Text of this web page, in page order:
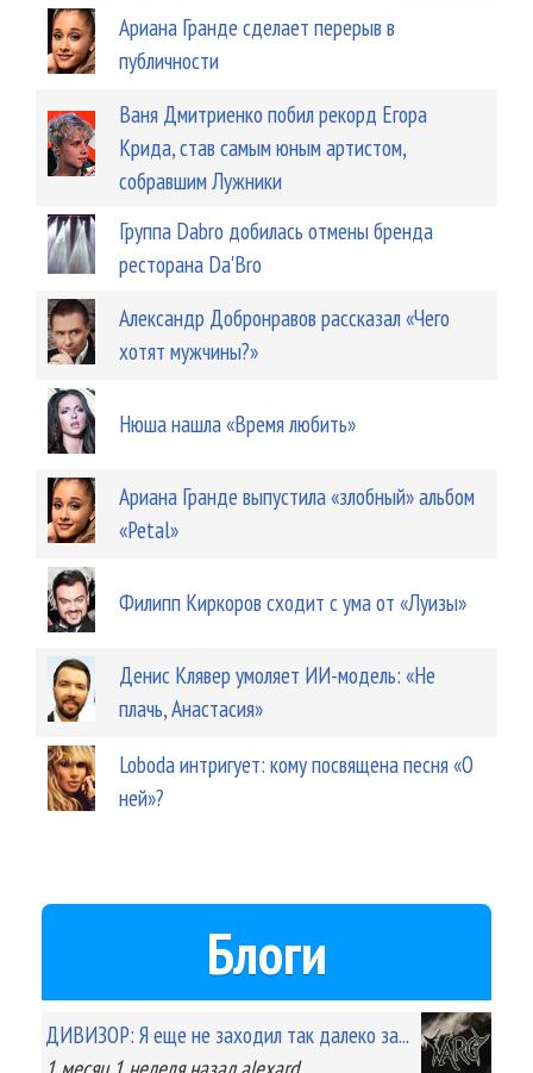
Ариана Гранде сделает перерыв в
публичности
Ваня Дмитриенко побил рекорд Егора
Крида, став самым юным артистом,
собравшим Лужники
Группа Dabro добилась отмены бренда
ресторана Da'Bro
Александр Добронравов рассказал «Чего
хотят мужчины?»
Нюша нашла «Время любить»
Ариана Гранде выпустила «злобный» альбом
«Petal»
Филипп Киркоров сходит с ума от «Луизы»
Денис Клявер умоляет ИИ-модель: «Не
плачь, Анастасия»
Loboda интригует: кому посвящена песня «О
ней»?
Блоги
ДИВИЗОР: Я еще не заходил так далеко за...